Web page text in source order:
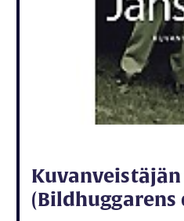
(Bildhuggarens